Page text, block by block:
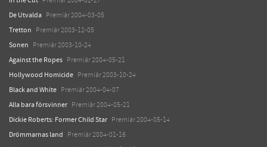
De Utvalda Premiär 2004-03-05
Tretton Premiär 2003-12-05
Sonen Premiär 2003-10-24
Against the Ropes Premiär 2004-05-21
Hollywood Homicide Premiär 2003-10-24
Black and White Premiär 2004-04-07
Alla bara försvinner Premiär 2004-05-21
Dickie Roberts: Former Child Star Premiär 2004-05-14
Drömmarnas land Premiär 2004-01-16